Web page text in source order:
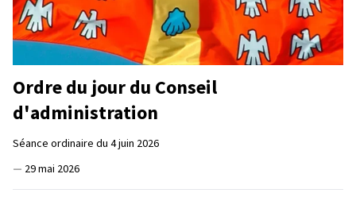
Ordre du jour du Conseil
d'administration
Séance ordinaire du 4 juin 2026
— 29 mai 2026